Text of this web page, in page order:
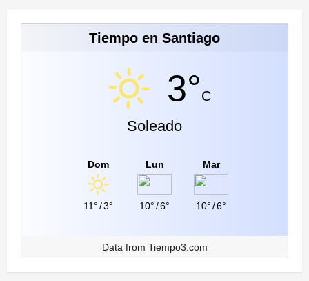
Tiempo en Santiago
3°C
Soleado
Dom
11°/3°
Lun
10°/6°
Mar
10°/6°
Data from Tiempo3.com